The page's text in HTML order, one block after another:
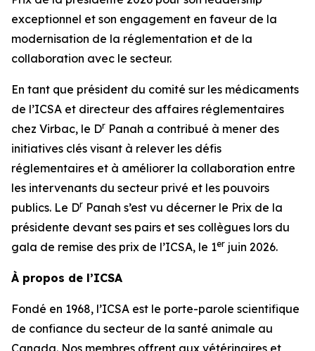
exceptionnel et son engagement en faveur de la
modernisation de la réglementation et de la
collaboration avec le secteur.
En tant que président du comité sur les médicaments
de l’ICSA et directeur des affaires réglementaires
chez Virbac, le Dr Panah a contribué à mener des
initiatives clés visant à relever les défis
réglementaires et à améliorer la collaboration entre
les intervenants du secteur privé et les pouvoirs
publics. Le Dr Panah s’est vu décerner le Prix de la
présidente devant ses pairs et ses collègues lors du
gala de remise des prix de l’ICSA, le 1er juin 2026.
À propos de l’ICSA
Fondé en 1968, l’ICSA est le porte-parole scientifique
de confiance du secteur de la santé animale au
Canada. Nos membres offrent aux vétérinaires et